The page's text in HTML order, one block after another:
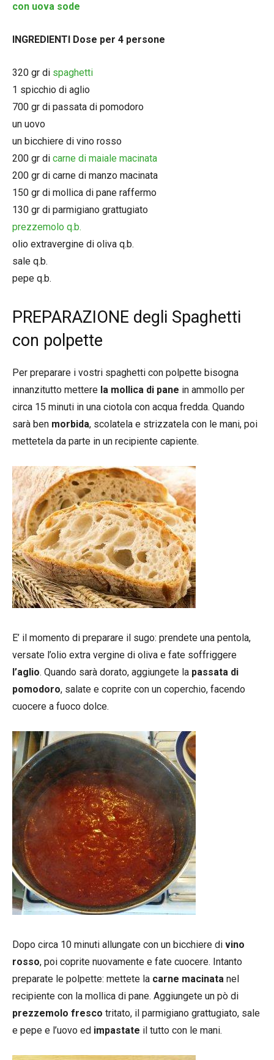
con uova sode
INGREDIENTI Dose per 4 persone
320 gr di spaghetti
1 spicchio di aglio
700 gr di passata di pomodoro
un uovo
un bicchiere di vino rosso
200 gr di carne di maiale macinata
200 gr di carne di manzo macinata
150 gr di mollica di pane raffermo
130 gr di parmigiano grattugiato
prezzemolo q.b.
olio extravergine di oliva q.b.
sale q.b.
pepe q.b.
PREPARAZIONE degli Spaghetti
con polpette
Per preparare i vostri spaghetti con polpette bisogna
innanzitutto mettere la mollica di pane in ammollo per
circa 15 minuti in una ciotola con acqua fredda. Quando
sarà ben morbida, scolatela e strizzatela con le mani, poi
mettetela da parte in un recipiente capiente.
E’ il momento di preparare il sugo: prendete una pentola,
versate l’olio extra vergine di oliva e fate soffriggere
l’aglio. Quando sarà dorato, aggiungete la passata di
pomodoro, salate e coprite con un coperchio, facendo
cuocere a fuoco dolce.
Dopo circa 10 minuti allungate con un bicchiere di vino
rosso, poi coprite nuovamente e fate cuocere. Intanto
preparate le polpette: mettete la carne macinata nel
recipiente con la mollica di pane. Aggiungete un pò di
prezzemolo fresco tritato, il parmigiano grattugiato, sale
e pepe e l’uovo ed impastate il tutto con le mani.